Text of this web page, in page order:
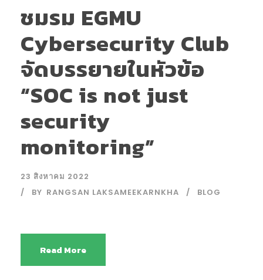
ชมรม EGMU
Cybersecurity Club
จัดบรรยายในหัวข้อ
“SOC is not just
security
monitoring”
23 สิงหาคม 2022
BY RANGSAN LAKSAMEEKARNKHA BLOG
Read More